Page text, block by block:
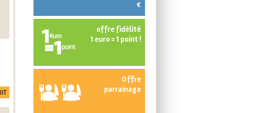
€
offre fidélité
1 euro = 1 point !
Offre
parrainage